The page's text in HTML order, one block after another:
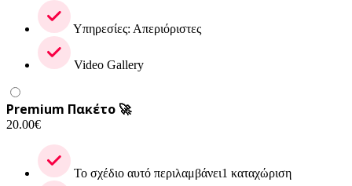
Υπηρεσίες: Απεριόριστες
Video Gallery
Premium Πακέτο 🚀
20.00€
Το σχέδιο αυτό περιλαμβάνει1 καταχώριση